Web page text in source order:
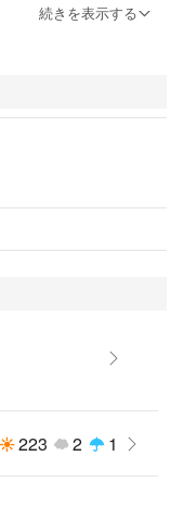
続きを表示する
223 2 1